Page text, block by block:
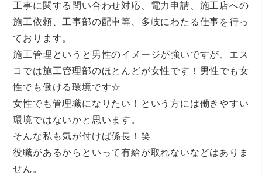
工事に関する問い合わせ対応、電力申請、施工店への
施工依頼、工事部の配車等、多岐にわたる仕事を行っ
ております。
施工管理というと男性のイメージが強いですが、エス
コでは施工管理部のほとんどが女性です！男性でも女
性でも働ける環境です☆
女性でも管理職になりたい！という方には働きやすい
環境ではないかと思います。
そんな私も気が付けば係長！笑
役職があるからといって有給が取れないなどはありま
せん。